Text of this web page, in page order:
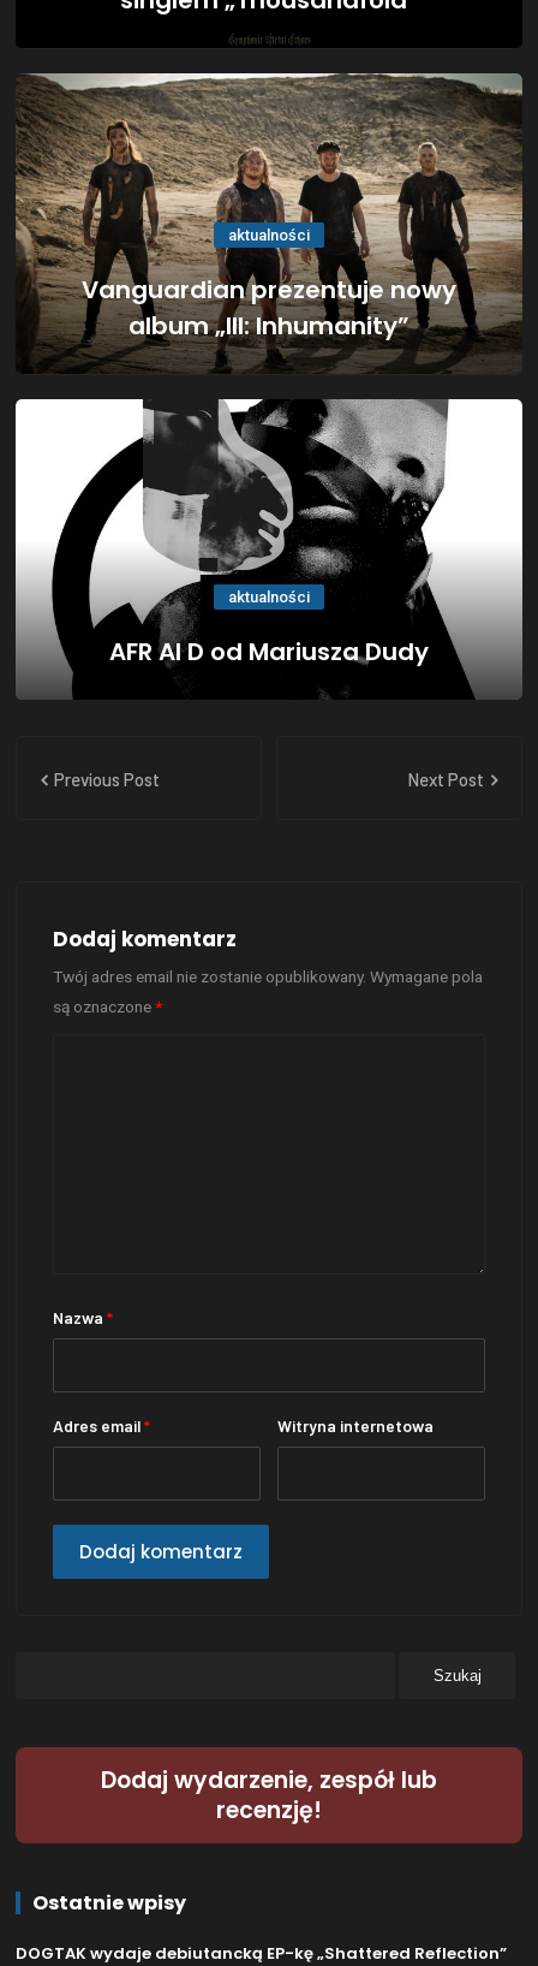
aktualności
Vanguardian prezentuje nowy
album „III: Inhumanity”
aktualności
AFR AI D od Mariusza Dudy
Previous Post Next Post
Dodaj komentarz
Twój adres email nie zostanie opublikowany. Wymagane pola
są oznaczone*
Nazwa*
Adres email* Witryna internetowa
Dodaj wydarzenie, zespół lub
recenzję!
Ostatnie wpisy
DOGTAK wydaje debiutancką EP-kę „Shattered Reflection”